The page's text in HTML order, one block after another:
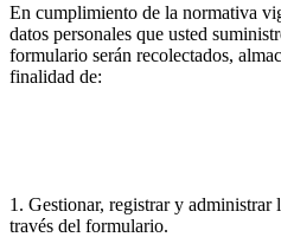
En cumplimiento de la normativa
datos personales que usted
formulario serán recolectados,
finalidad de:
1. Gestionar, registrar y administrar
través del formulario.